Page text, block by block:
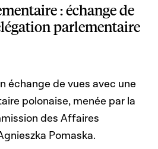
: échange de
parlementaire
échange de vues avec une
polonaise, menée par la
des Affaires
Pomaska.